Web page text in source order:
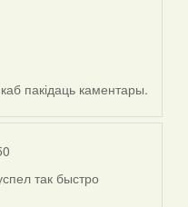
каб пакідаць каментары.
так быстро